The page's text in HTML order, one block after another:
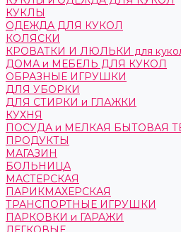
КУКЛЫ
ОДЕЖДА ДЛЯ КУКОЛ
КОЛЯСКИ
КРОВАТКИ И ЛЮЛЬКИ для
ДОМА и МЕБЕЛЬ ДЛЯ КУКОЛ
ОБРАЗНЫЕ ИГРУШКИ
ДЛЯ УБОРКИ
ДЛЯ СТИРКИ и ГЛАЖКИ
КУХНЯ
ПОСУДА и МЕЛКАЯ БЫТОВАЯ
ПРОДУКТЫ
МАГАЗИН
БОЛЬНИЦА
МАСТЕРСКАЯ
ПАРИКМАХЕРСКАЯ
ТРАНСПОРТНЫЕ ИГРУШКИ
ПАРКОВКИ и ГАРАЖИ